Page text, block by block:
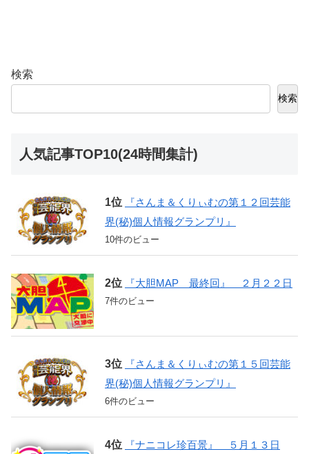
検索
検索
人気記事TOP10(24時間集計)
『さんま＆くりぃむの第１２回芸能
界(秘)個人情報グランプリ』
10件のビュー
『大胆MAP 最終回』 ２月２２日
7件のビュー
『さんま＆くりぃむの第１５回芸能
界(秘)個人情報グランプリ』
6件のビュー
『ナニコレ珍百景』 ５月１３日